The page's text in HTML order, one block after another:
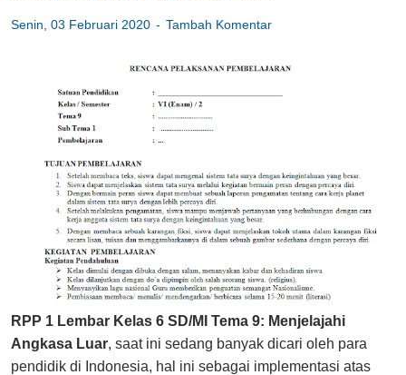
Senin, 03 Februari 2020 Tambah Komentar
RPP 1 Lembar Kelas 6 SD/MI Tema 9: Menjelajahi
Angkasa Luar, saat ini sedang banyak dicari oleh para
pendidik di Indonesia, hal ini sebagai implementasi atas